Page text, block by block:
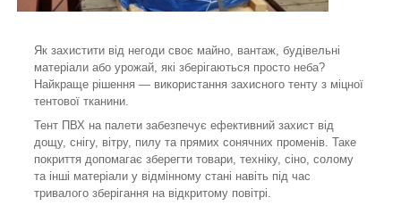
Як захистити від негоди своє майно, вантаж, будівельні
матеріали або урожай, які зберігаються просто неба?
Найкраще рішення — використання захисного тенту з міцної
тентової тканини.
Тент ПВХ на палети забезпечує ефективний захист від
дощу, снігу, вітру, пилу та прямих сонячних променів. Таке
покриття допомагає зберегти товари, техніку, сіно, солому
та інші матеріали у відмінному стані навіть під час
тривалого зберігання на відкритому повітрі.